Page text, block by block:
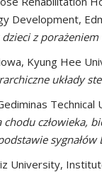
Development,
z
Kyung Hee
układy
Technical
chodu człowieka,
sygnałów
University,